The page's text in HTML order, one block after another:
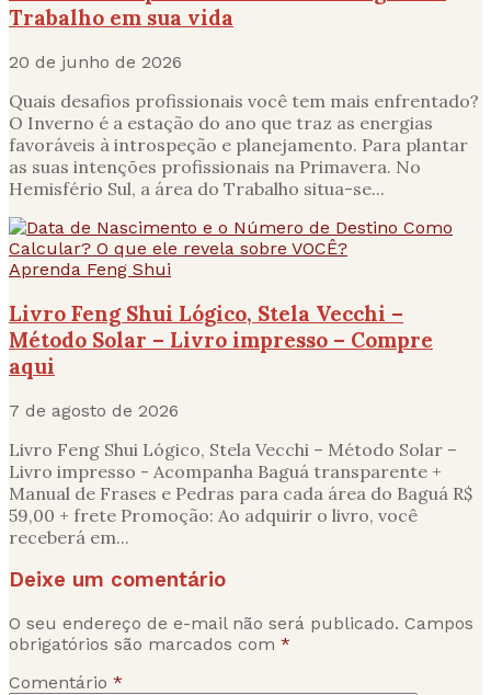
Trabalho em sua vida
20 de junho de 2026
Quais desafios profissionais você tem mais enfrentado?
O Inverno é a estação do ano que traz as energias
favoráveis à introspeção e planejamento. Para plantar
as suas intenções profissionais na Primavera. No
Hemisfério Sul, a área do Trabalho situa-se...
Aprenda Feng Shui
Livro Feng Shui Lógico, Stela Vecchi –
Método Solar – Livro impresso – Compre
aqui
7 de agosto de 2026
Livro Feng Shui Lógico, Stela Vecchi – Método Solar –
Livro impresso - Acompanha Baguá transparente +
Manual de Frases e Pedras para cada área do Baguá R$
59,00 + frete Promoção: Ao adquirir o livro, você
receberá em...
Deixe um comentário
O seu endereço de e-mail não será publicado. Campos
obrigatórios são marcados com *
Comentário *